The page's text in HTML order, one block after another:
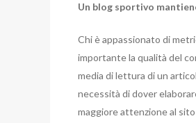
Un blog sportivo
Chi è appassionato di
importante la qualità del
media di lettura di un
necessità di dover
maggiore attenzione al